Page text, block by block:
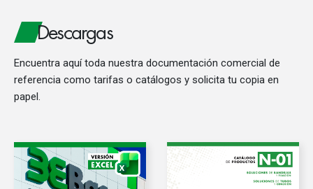
Descargas
Encuentra aquí toda nuestra documentación comercial de
referencia como tarifas o catálogos y solicita tu copia en
papel.